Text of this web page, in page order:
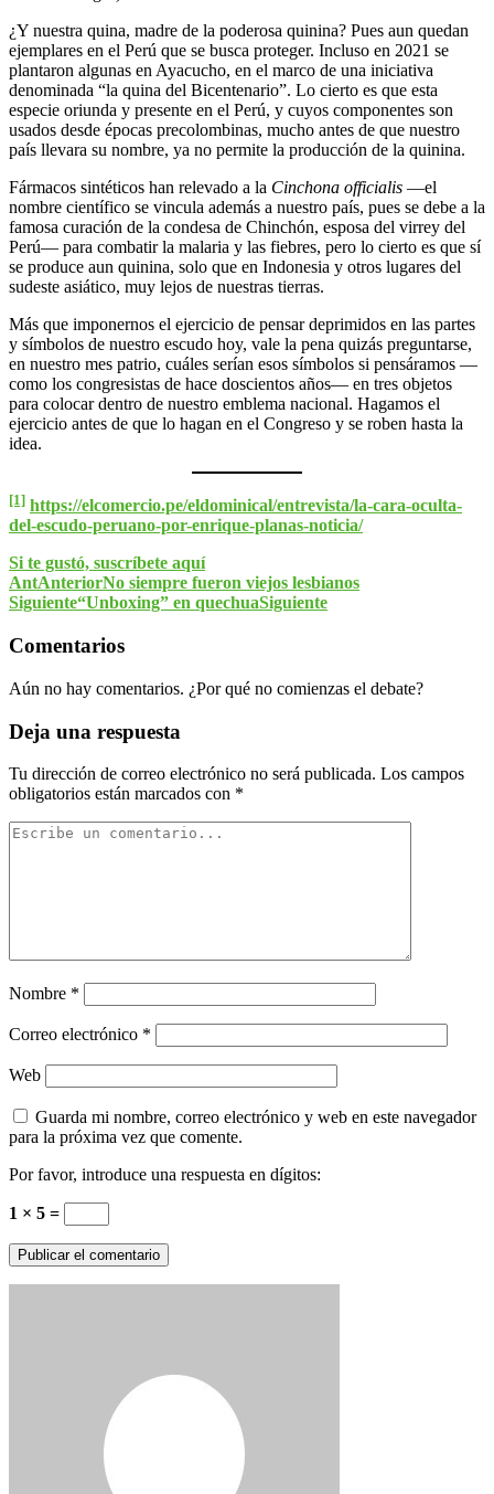
¿Y nuestra quina, madre de la poderosa quinina? Pues aun quedan
ejemplares en el Perú que se busca proteger. Incluso en 2021 se
plantaron algunas en Ayacucho, en el marco de una iniciativa
denominada “la quina del Bicentenario”. Lo cierto es que esta
especie oriunda y presente en el Perú, y cuyos componentes son
usados desde épocas precolombinas, mucho antes de que nuestro
país llevara su nombre, ya no permite la producción de la quinina.
Fármacos sintéticos han relevado a la Cinchona officialis —el
nombre científico se vincula además a nuestro país, pues se debe a la
famosa curación de la condesa de Chinchón, esposa del virrey del
Perú— para combatir la malaria y las fiebres, pero lo cierto es que sí
se produce aun quinina, solo que en Indonesia y otros lugares del
sudeste asiático, muy lejos de nuestras tierras.
Más que imponernos el ejercicio de pensar deprimidos en las partes
y símbolos de nuestro escudo hoy, vale la pena quizás preguntarse,
en nuestro mes patrio, cuáles serían esos símbolos si pensáramos —
como los congresistas de hace doscientos años— en tres objetos
para colocar dentro de nuestro emblema nacional. Hagamos el
ejercicio antes de que lo hagan en el Congreso y se roben hasta la
idea.
[1] https://elcomercio.pe/eldominical/entrevista/la-cara-oculta-
del-escudo-peruano-por-enrique-planas-noticia/
Si te gustó, suscríbete aquí
AntAnteriorNo siempre fueron viejos lesbianos
Siguiente“Unboxing” en quechuaSiguiente
Comentarios
Aún no hay comentarios. ¿Por qué no comienzas el debate?
Deja una respuesta
Tu dirección de correo electrónico no será publicada. Los campos
obligatorios están marcados con *
Nombre *
Correo electrónico *
Web
Guarda mi nombre, correo electrónico y web en este navegador
para la próxima vez que comente.
Por favor, introduce una respuesta en dígitos:
1 × 5 =